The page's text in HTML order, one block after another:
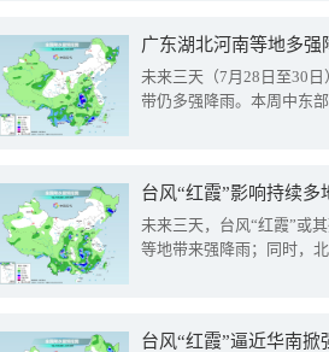
广东湖北河南等地多
未来三天（7月28日至30
带仍多强降雨。本周中东
台风“红霞”影响持续
未来三天，台风“红霞”或
等地带来强降雨；同时，
台风“红霞”逼近华南